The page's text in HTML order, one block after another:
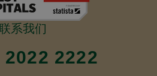
系我们
2022 2222